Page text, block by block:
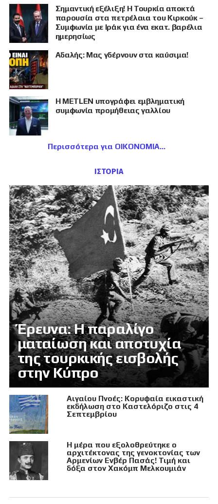
Σημαντική εξέλιξη! Η Τουρκία αποκτά
παρουσία στα πετρέλαια του Κιρκούκ –
Συμφωνία με Ιράκ για ένα εκατ. βαρέλια
ημερησίως
Αδαλής: Μας γδέρνουν στα καύσιμα!
Η METLEN υπογράφει εμβληματική
συμφωνία προμήθειας γαλλίου
Περισσότερα για ΟΙΚΟΝΟΜΙΑ
ΙΣΤΟΡΙΑ
Έρευνα: Η παραλίγο
ματαίωση και αποτυχία
της τουρκικής εισβολής
στην Κύπρο
Αιγαίου Πνοές: Κορυφαία εικαστική
εκδήλωση στο Καστελόριζο στις 4
Σεπτεμβρίου
Η μέρα που εξολοθρεύτηκε ο
αρχιτέκτονας της γενοκτονίας των
Αρμενίων Ενβέρ Πασάς! Τιμή και
δόξα στον Χακόμπ Μελκουμιάν